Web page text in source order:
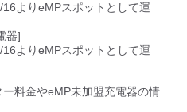
よりeMPスポットとして運
器]
よりeMPスポットとして運
ー料金やeMP未加盟充電器の情